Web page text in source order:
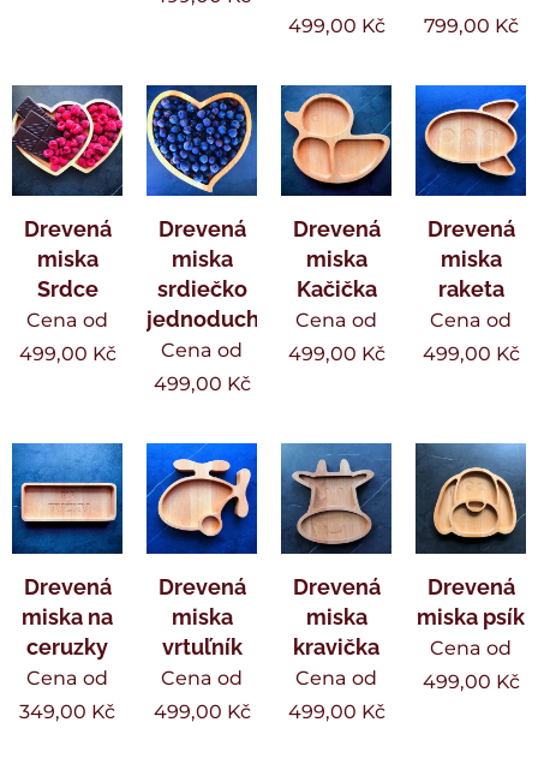
499,00 Kč
799,00 Kč
Drevená
miska
Srdce
Cena od
499,00 Kč
Drevená
miska
srdiečko
jednoduché
Cena od
499,00 Kč
Drevená
miska
Kačička
Cena od
499,00 Kč
Drevená
miska
raketa
Cena od
499,00 Kč
Drevená
miska na
ceruzky
Cena od
349,00 Kč
Drevená
miska
vrtuľník
Cena od
499,00 Kč
Drevená
miska
kravička
Cena od
499,00 Kč
Drevená
miska psík
Cena od
499,00 Kč